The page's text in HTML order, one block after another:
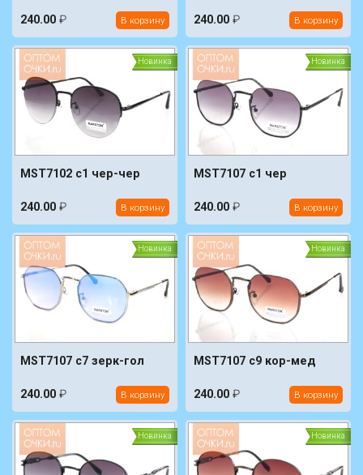
240.00 ₽ В корзину 240.00 ₽ В корзину
Новинка
MST7102 c1 чер-чер
240.00 ₽ В корзину
Новинка
MST7107 c1 чер
240.00 ₽ В корзину
Новинка
MST7107 c7 зерк-гол
240.00 ₽ В корзину
Новинка
MST7107 c9 кор-мед
240.00 ₽ В корзину
Новинка Новинка